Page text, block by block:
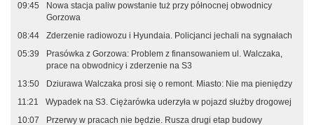
09:45
Nowa stacja paliw powstanie tuż przy północnej obwodnicy
Gorzowa
08:44
Zderzenie radiowozu i Hyundaia. Policjanci jechali na sygnałach
05:39
Prasówka z Gorzowa: Problem z finansowaniem ul. Walczaka,
prace na obwodnicy i zderzenie na S3
13:50
Dziurawa Walczaka prosi się o remont. Miasto: Nie ma pieniędzy
11:21
Wypadek na S3. Ciężarówka uderzyła w pojazd służby drogowej
10:07
Przerwy w pracach nie będzie. Rusza drugi etap budowy